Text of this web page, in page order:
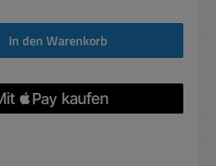
benutze die Schaltflächen um die
In den Warenkorb